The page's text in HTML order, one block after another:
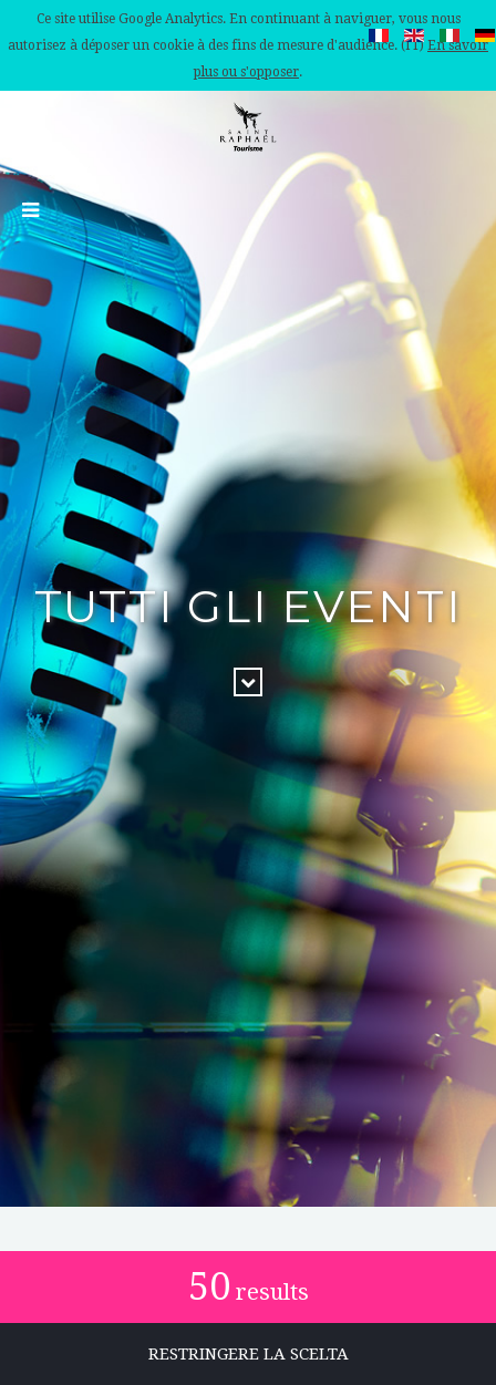
Ce site utilise Google Analytics. En continuant à naviguer, vous nous
autorisez à déposer un cookie à des fins de mesure d'audience. (IT) En savoir
plus ou s'opposer.
TUTTI GLI EVENTI
50 results
RESTRINGERE LA SCELTA